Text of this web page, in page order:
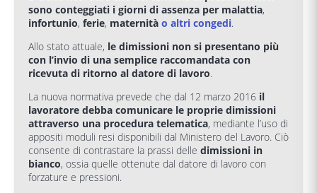
sono conteggiati i giorni di assenza per malattia,
infortunio, ferie, maternità o altri congedi.
Allo stato attuale, le dimissioni non si presentano più
con l’invio di una semplice raccomandata con
ricevuta di ritorno al datore di lavoro.
La nuova normativa prevede che dal 12 marzo 2016 il
lavoratore debba comunicare le proprie dimissioni
attraverso una procedura telematica, mediante l’uso di
appositi moduli resi disponibili dal Ministero del Lavoro. Ciò
consente di contrastare la prassi delle dimissioni in
bianco, ossia quelle ottenute dal datore di lavoro con
forzature e pressioni.